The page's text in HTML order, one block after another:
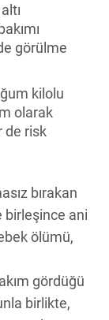
görülme
kilolu
olarak
de risk
bırakan
ani
ölümü,
gördüğü
birlikte,